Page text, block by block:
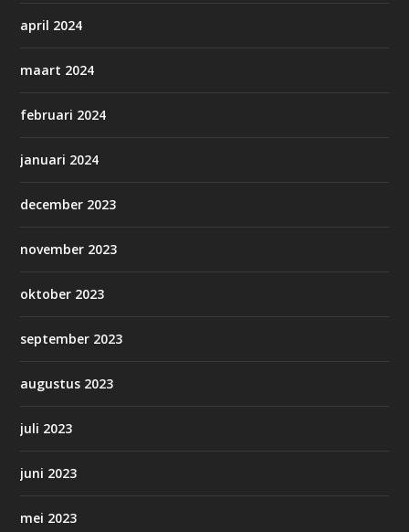
april 2024
maart 2024
februari 2024
januari 2024
december 2023
november 2023
oktober 2023
september 2023
augustus 2023
juli 2023
juni 2023
mei 2023